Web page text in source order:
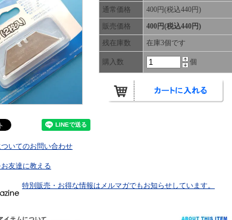
通常価格
400円(税込440円)
販売価格
400円(税込440円)
残在庫数
在庫3個です
購入数 個
いてのお問い合わせ
お友達に教える
特別販売・お得な情報はメルマガでもお知らせしています。